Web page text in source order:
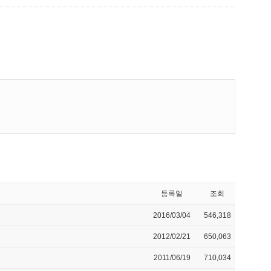
등록일 조회
2016/03/04 546,318
2012/02/21 650,063
2011/06/19 710,034